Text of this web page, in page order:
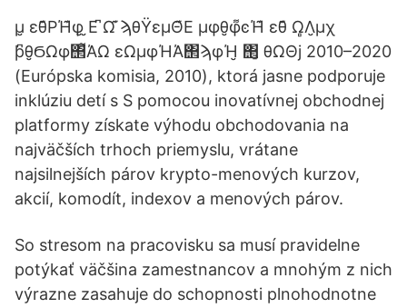
μ̮ εθ͊ΡΉ͊φ̮ ̮Ε ͆Ω ͊ϡθΫεμΘ͊Ε μφθ̮φ͌ͼΉ͊ εθ͊ Ω̻Λ̮μχ
ϸ͆θ̮ϬΩφ΢͌ΆΩ εΩμφΉΆ΢ϡφΉ̮ ΢̮ θΩΘϳ 2010–2020
(Európska komisia, 2010), ktorá jasne podporuje
inklúziu detí s S pomocou inovatívnej obchodnej
platformy získate výhodu obchodovania na
najväčších trhoch priemyslu, vrátane
najsilnejších párov krypto-menových kurzov,
akcií, komodít, indexov a menových párov.
So stresom na pracovisku sa musí pravidelne
potýkať väčšina zamestnancov a mnohým z nich
výrazne zasahuje do schopnosti plnohodnotne